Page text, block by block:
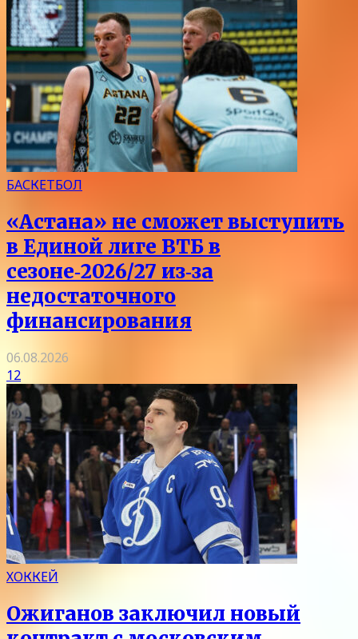
БАСКЕТБОЛ
«Астана» не сможет выступить
в Единой лиге ВТБ в
сезоне‑2026/27 из‑за
недостаточного
финансирования
06.08.2026
12
ХОККЕЙ
Ожиганов заключил новый